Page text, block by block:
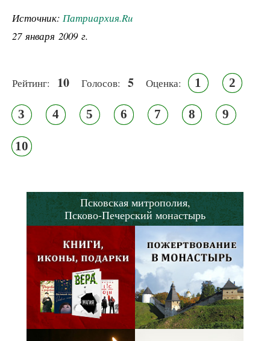
Источник: Патриархия.Ru
27 января 2009 г.
Рейтинг: 10 Голосов: 5 Оценка: 1 2
3 4 5 6 7 8 9
10
Псковская митрополия,
Псково-Печерский монастырь